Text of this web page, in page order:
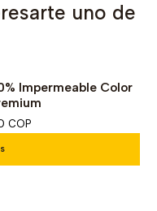
uno de
Impermeable Color
COP